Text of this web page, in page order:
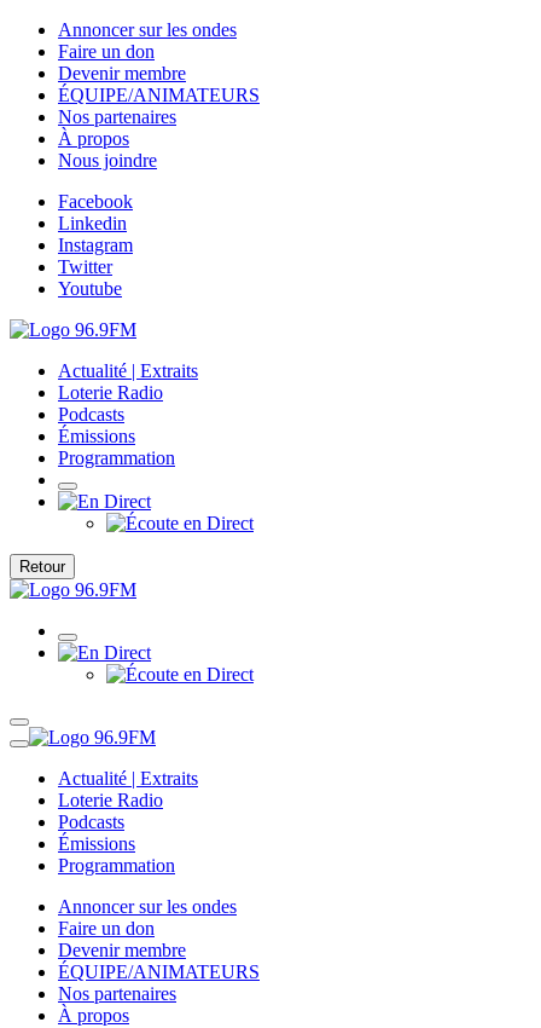
Annoncer sur les ondes
Faire un don
Devenir membre
ÉQUIPE/ANIMATEURS
Nos partenaires
À propos
Nous joindre
Facebook
Linkedin
Instagram
Twitter
Youtube
Actualité | Extraits
Loterie Radio
Podcasts
Émissions
Programmation
Retour
Actualité | Extraits
Loterie Radio
Podcasts
Émissions
Programmation
Annoncer sur les ondes
Faire un don
Devenir membre
ÉQUIPE/ANIMATEURS
Nos partenaires
À propos